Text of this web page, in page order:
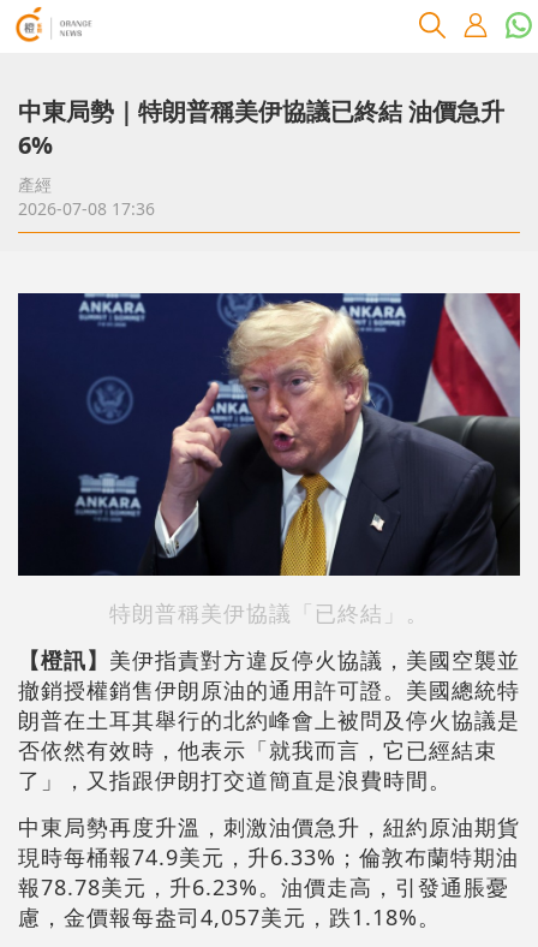
中東局勢｜特朗普稱美伊協議已終結 油價急升
6%
產經
2026-07-08 17:36
特朗普稱美伊協議「已終結」。
【橙訊】 美伊指責對方違反停火協議，美國空襲並
撤銷授權銷售伊朗原油的通用許可證。美國總統特
朗普在土耳其舉行的北約峰會上被問及停火協議是
否依然有效時，他表示「就我而言，它已經結束
了」，又指跟伊朗打交道簡直是浪費時間。
中東局勢再度升溫，刺激油價急升，紐約原油期貨
現時每桶報74.9美元，升6.33%；倫敦布蘭特期油
報78.78美元，升6.23%。油價走高，引發通脹憂
慮，金價報每盎司4,057美元，跌1.18%。